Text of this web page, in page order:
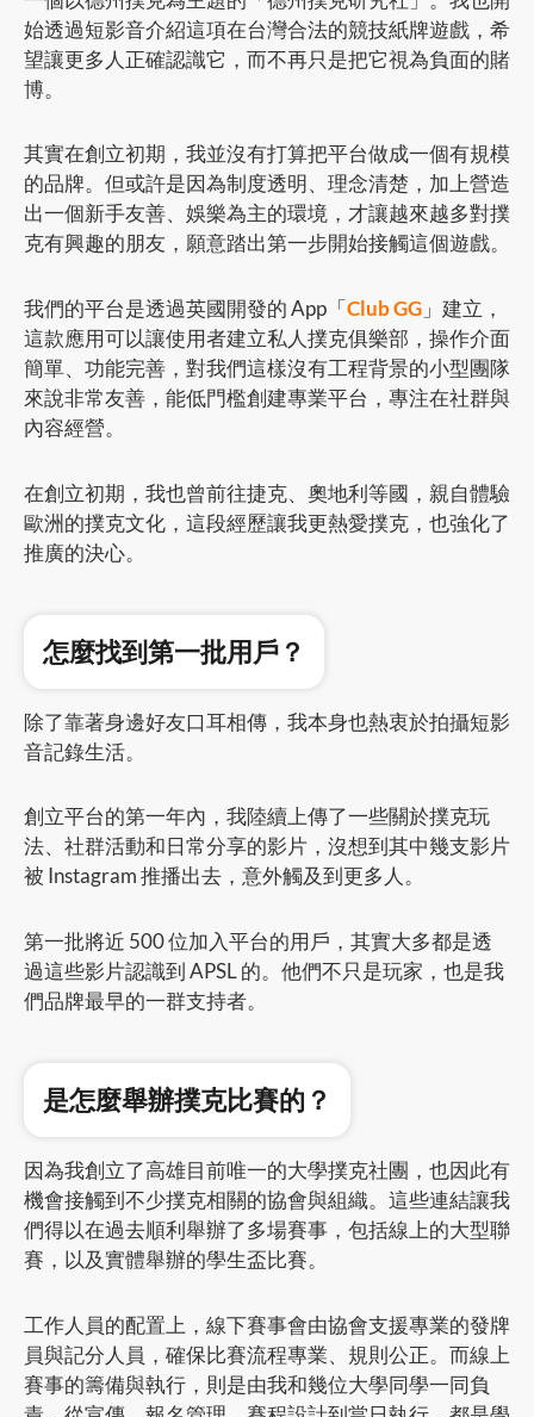
始透過短影音介紹這項在台灣合法的競技紙牌遊戲，希
望讓更多人正確認識它，而不再只是把它視為負面的賭
博。
其實在創立初期，我並沒有打算把平台做成一個有規模
的品牌。但或許是因為制度透明、理念清楚，加上營造
出一個新手友善、娛樂為主的環境，才讓越來越多對撲
克有興趣的朋友，願意踏出第一步開始接觸這個遊戲。
我們的平台是透過英國開發的 App「Club GG 」建立，
這款應用可以讓使用者建立私人撲克俱樂部，操作介面
簡單、功能完善，對我們這樣沒有工程背景的小型團隊
來說非常友善，能低門檻創建專業平台，專注在社群與
內容經營。
在創立初期，我也曾前往捷克、奧地利等國，親自體驗
歐洲的撲克文化，這段經歷讓我更熱愛撲克，也強化了
推廣的決心。
怎麼找到第一批用戶？
除了靠著身邊好友口耳相傳，我本身也熱衷於拍攝短影
音記錄生活。
創立平台的第一年內，我陸續上傳了一些關於撲克玩
法、社群活動和日常分享的影片，沒想到其中幾支影片
被 Instagram 推播出去，意外觸及到更多人。
第一批將近 500 位加入平台的用戶，其實大多都是透
過這些影片認識到 APSL 的。他們不只是玩家，也是我
們品牌最早的一群支持者。
是怎麼舉辦撲克比賽的？
因為我創立了高雄目前唯一的大學撲克社團，也因此有
機會接觸到不少撲克相關的協會與組織。這些連結讓我
們得以在過去順利舉辦了多場賽事，包括線上的大型聯
賽，以及實體舉辦的學生盃比賽。
工作人員的配置上，線下賽事會由協會支援專業的發牌
員與記分人員，確保比賽流程專業、規則公正。而線上
賽事的籌備與執行，則是由我和幾位大學同學一同負